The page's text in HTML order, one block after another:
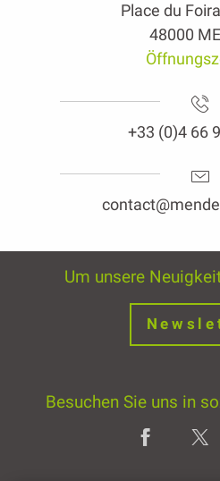
Place du
48000
+33 (0)4 66
Um unsere
Besuchen Sie uns in